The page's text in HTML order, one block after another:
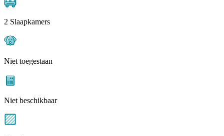
2 Slaapkamers
Niet toegestaan
Niet beschikbaar